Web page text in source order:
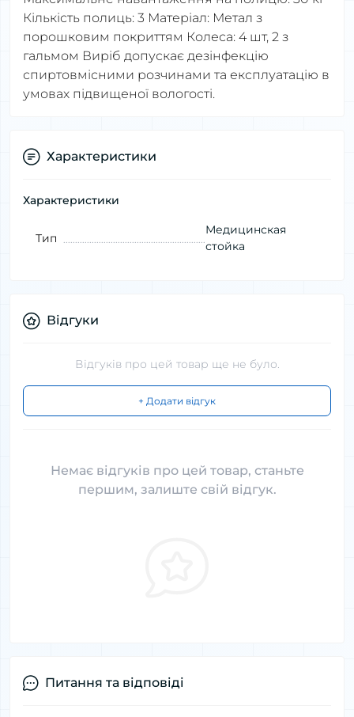
Кількість полиць: 3 Матеріал: Метал з
порошковим покриттям Колеса: 4 шт, 2 з
гальмом Виріб допускає дезінфекцію
спиртовмісними розчинами та експлуатацію в
умовах підвищеної вологості.
Характеристики
Характеристики
Тип
Медицинская
стойка
Відгуки
Відгуків про цей товар ще не було.
+ Додати відгук
Немає відгуків про цей товар, станьте
першим, залиште свій відгук.
Питання та відповіді